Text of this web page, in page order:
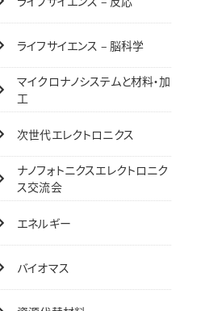
ライフサイエンス – 脳科学
マイクロナノシステムと材料・加
工
次世代エレクトロニクス
ナノフォトニクスエレクトロニク
ス交流会
エネルギー
バイオマス